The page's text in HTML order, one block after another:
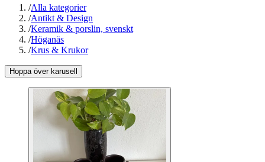
/Alla kategorier
/Antikt & Design
/Keramik & porslin, svenskt
/Höganäs
/Krus & Krukor
Hoppa över karusell